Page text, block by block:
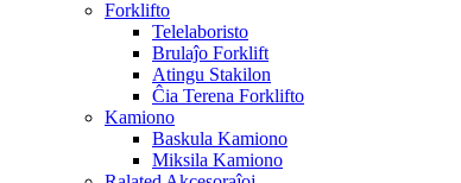
Forklifto
Telelaboristo
Brulaĵo Forklift
Atingu Stakilon
Ĉia Terena Forklifto
Kamiono
Baskula Kamiono
Miksila Kamiono